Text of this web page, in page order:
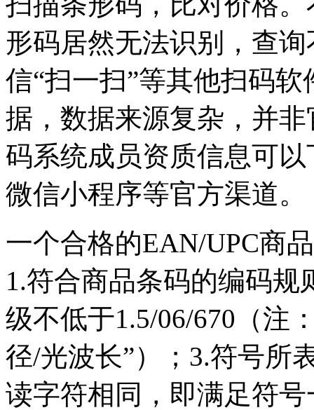
形码居然无法识别，查
信“扫一扫”等其他扫码
据，数据来源复杂，并
码系统成员资质信息可
微信小程序等官方渠道。
一个合格的EAN/UPC商
1.符合商品条码的编码
级不低于1.5/06/670（注
径/光波长”）；3.符号所
读字符相同，即满足符